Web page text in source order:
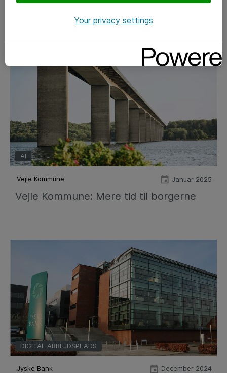
moderne IT-infrastruktur
AI
Vejle Kommune Januar 2025
Vejle Kommune: Mere tid til borgerne
DIGITAL ARBEJDSPLADS
Jyske Bank December 2024
Your privacy settings